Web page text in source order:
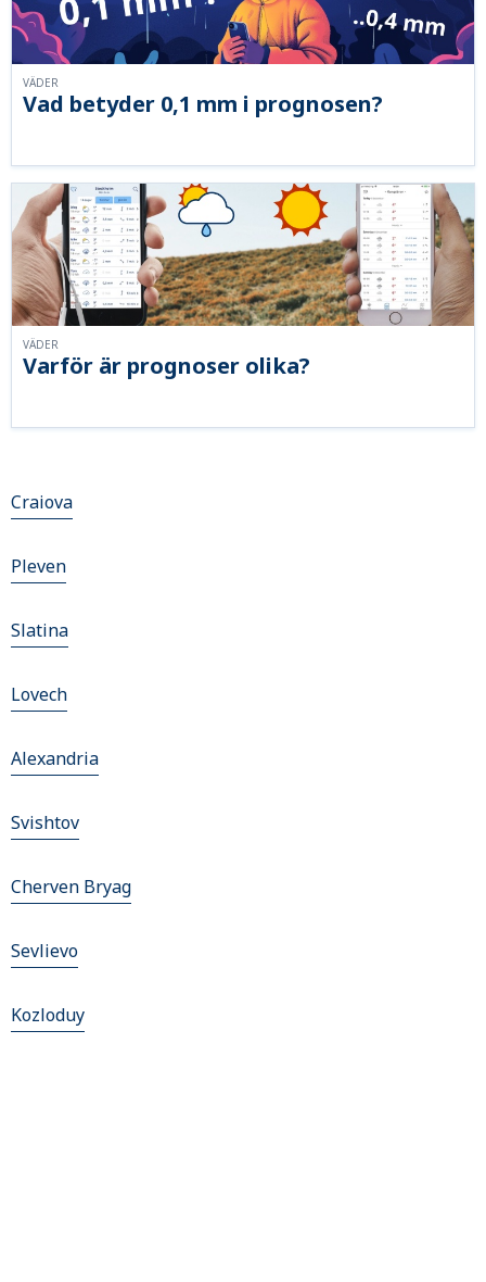
Vad betyder 0,1 mm i prognosen?
VÄDER
Varför är prognoser olika?
VÄDER
Craiova
Pleven
Slatina
Lovech
Alexandria
Svishtov
Cherven Bryag
Sevlievo
Kozloduy